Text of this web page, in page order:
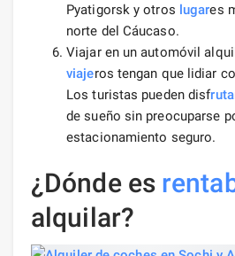
Pyatigorsk y otros lugares
norte del Cáucaso.
Viajar en un automóvil
viajeros tengan que lidiar
Los turistas pueden disfruta
de sueño sin preocuparse
estacionamiento seguro.
¿Dónde es
alquilar?